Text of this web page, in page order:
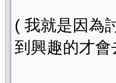
( 我就是因為
到興趣的才會